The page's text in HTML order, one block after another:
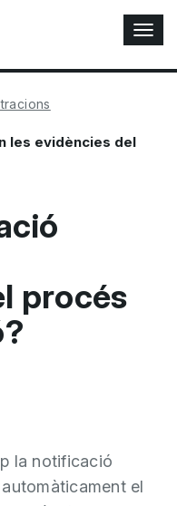
A
l
t
les evidències del
procés
la notificació
el